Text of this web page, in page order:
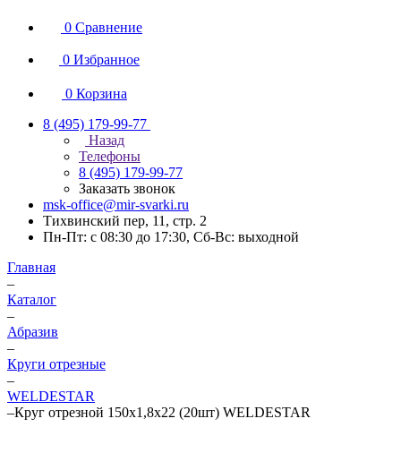
0 Сравнение
0 Избранное
0 Корзина
8 (495) 179-99-77
Назад
Телефоны
8 (495) 179-99-77
Заказать звонок
msk-office@mir-svarki.ru
Тихвинский пер, 11, стр. 2
Пн-Пт: с 08:30 до 17:30, Сб-Вс: выходной
Главная
–
Каталог
–
Абразив
–
Круги отрезные
–
WELDESTAR
–Круг отрезной 150х1,8х22 (20шт) WELDESTAR